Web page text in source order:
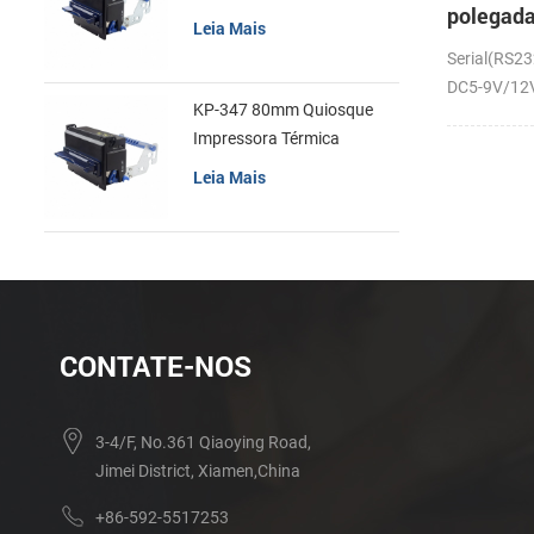
em
térmica
DC5-9V/
recibos
Leia Mais
KP-347 80mm Quiosque
Impressora Térmica
Leia Mais
CONTATE-NOS
3-4/F, No.361 Qiaoying Road,
Jimei District, Xiamen,China
+86-592-5517253